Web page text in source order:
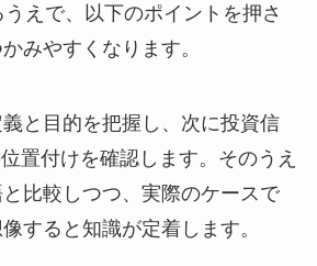
えで、以下のポイントを押さ
みやすくなります。
と目的を把握し、次に投資信
置付けを確認します。そのうえ
比較しつつ、実際のケースで
すると知識が定着します。